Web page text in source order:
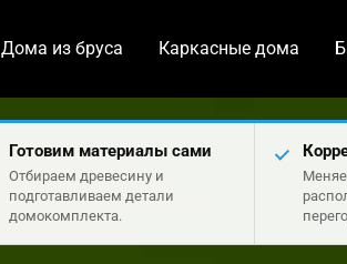
Дома из бруса Каркасные дома
Готовим материалы сами
Отбираем древесину и
подготавливаем детали
домокомплекта.